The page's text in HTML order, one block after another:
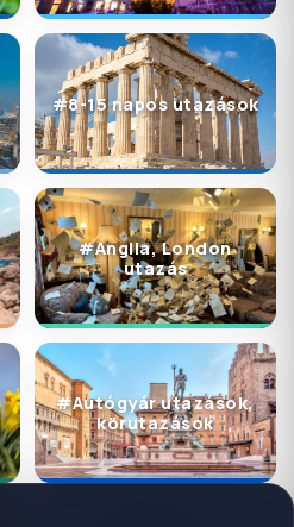
#8-15 napos utazások
#Anglia, London
utazás
#Autógyár utazások,
körutazások